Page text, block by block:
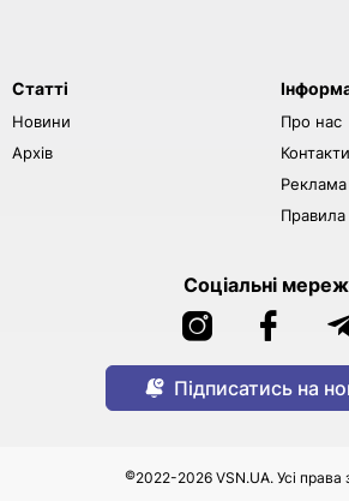
Статті
Новини
Архів
Про нас
Контакти
Реклама
Правила
Соціальні
Підписатись на
©2022-2026 VSN.UA. Усі права